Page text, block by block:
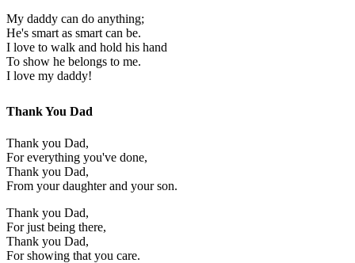
My daddy can do anything;
He's smart as smart can be.
I love to walk and hold his hand
To show he belongs to me.
I love my daddy!
Thank You Dad
Thank you Dad,
For everything you've done,
Thank you Dad,
From your daughter and your son.
Thank you Dad,
For just being there,
Thank you Dad,
For showing that you care.